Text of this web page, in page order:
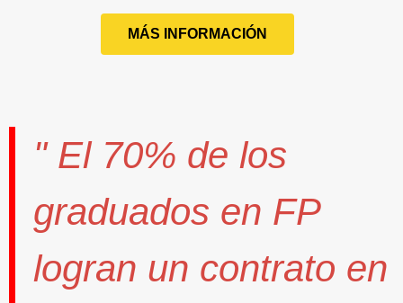
MÁS INFORMACIÓN
" El 70% de los
graduados en FP
logran un contrato en